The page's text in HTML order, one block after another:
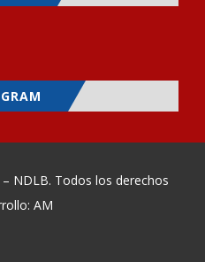
NDLB. Todos los derechos
AM